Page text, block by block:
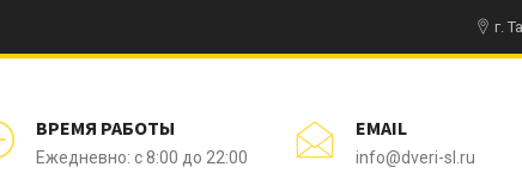
г.
ВРЕМЯ РАБОТЫ
Ежедневно: с 8:00 до 22:00
EMAIL
info@dveri-sl.ru